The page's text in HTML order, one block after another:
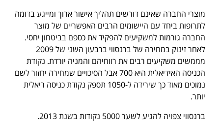
מוצרי החברה שאינם דורשים תהליך אישור ארוך ומייגע בדומה
לתרופות ביחד עם היישומים הרבים האפשריים של מוצר
החברה גורמות למשקיעים להפקיד את כספם בביטחון יחסי.
לאחר זינוק במחירה של ברנסווי ברבעון השני של 2009
מממשים משקיעים רבים את רווחיהם והמניה יורדת. נקודת
הכניסה האידיאלית היא 700 אבל הסיכויים שמחירה יחזור לשם
נמוכים מאוד כך שירידה ל-1050 תספק נקודת כניסה ריאלית
יותר.
ברנסווי צפויה להגיע לשער 5000 נקודות בשנת 2013.